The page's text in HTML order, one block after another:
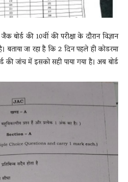
की 10वीं की परीक्षा के दौरान विज्ञान
बताया जा रहा है कि 2 दिन पहले ही कोडरमा
की जांच में इसको सही पाया गया है। अब बोर्ड